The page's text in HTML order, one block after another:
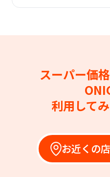
スーパー価
利用して
お近くの